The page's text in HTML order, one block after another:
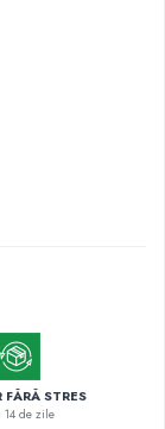
FĂRĂ STRES
14 de zile